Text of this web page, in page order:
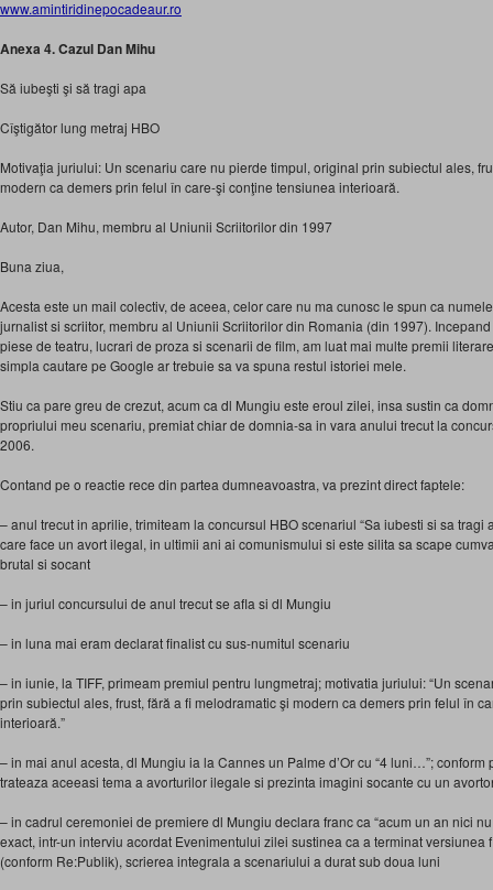
www.amintiridinepocadeaur.ro
Anexa 4. Cazul Dan Mihu
Să iubeşti şi să tragi apa
Cîştigător lung metraj HBO
Motivaţia juriului: Un scenariu care nu pierde timpul, original prin subiectul ales,
modern ca demers prin felul în care-şi conţine tensiunea interioară.
Autor, Dan Mihu, membru al Uniunii Scriitorilor din 1997
Buna ziua,
Acesta este un mail colectiv, de aceea, celor care nu ma cunosc le spun ca
jurnalist si scriitor, membru al Uniunii Scriitorilor din Romania (din 1997).
piese de teatru, lucrari de proza si scenarii de film, am luat mai multe premii
simpla cautare pe Google ar trebuie sa va spuna restul istoriei mele.
Stiu ca pare greu de crezut, acum ca dl Mungiu este eroul zilei, insa sustin ca
propriului meu scenariu, premiat chiar de domnia-sa in vara anului trecut la
2006.
Contand pe o reactie rece din partea dumneavoastra, va prezint direct faptele:
– anul trecut in aprilie, trimiteam la concursul HBO scenariul “Sa iubesti si sa tragi
care face un avort ilegal, in ultimii ani ai comunismului si este silita sa scape
brutal si socant
– in juriul concursului de anul trecut se afla si dl Mungiu
– in luna mai eram declarat finalist cu sus-numitul scenariu
– in iunie, la TIFF, primeam premiul pentru lungmetraj; motivatia juriului: “Un
prin subiectul ales, frust, fără a fi melodramatic şi modern ca demers prin felul în
interioară.”
– in mai anul acesta, dl Mungiu ia la Cannes un Palme d’Or cu “4 luni…”;
trateaza aceeasi tema a avorturilor ilegale si prezinta imagini socante cu un
– in cadrul ceremoniei de premiere dl Mungiu declara franc ca “acum un an nici
exact, intr-un interviu acordat Evenimentului zilei sustinea ca a terminat
(conform Re:Publik), scrierea integrala a scenariului a durat sub doua luni